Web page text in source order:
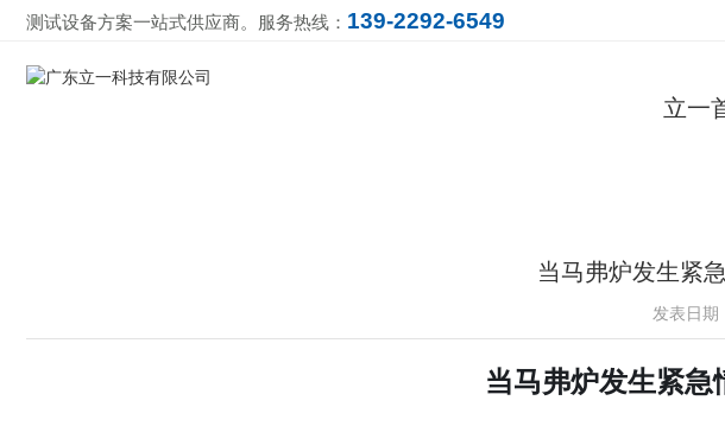
测试设备方案一站式供应商。服务热线： 139-2292-6549
立一
当马弗炉发生紧
发表日
当马弗炉发生紧急